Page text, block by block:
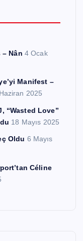
Nân 4 Ocak
Manifest –
2025
“Wasted Love”
18 Mayıs 2025
Oldu 6 Mayıs
Céline